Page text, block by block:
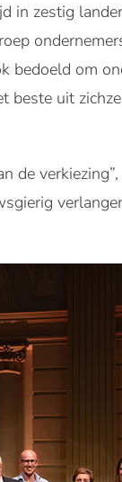
in zestig
bedoeld om
beste uit
de